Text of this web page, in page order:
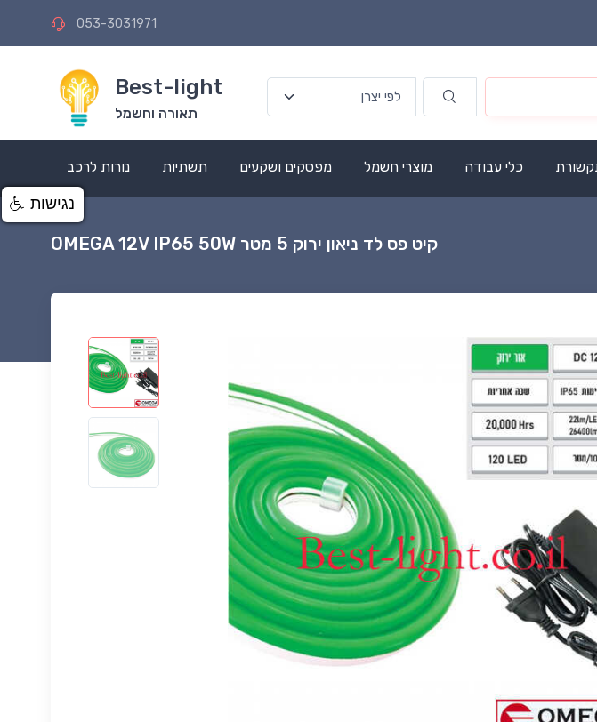
053-3031971
Best-light
תאורה וחשמל
כלי עבודה מוצרי חשמל מפסקים ושקעים תשתיות נורות לרכב
קיט פס לד ניאון ירוק 5 מטר OMEGA 12V IP65 50W
נגישות